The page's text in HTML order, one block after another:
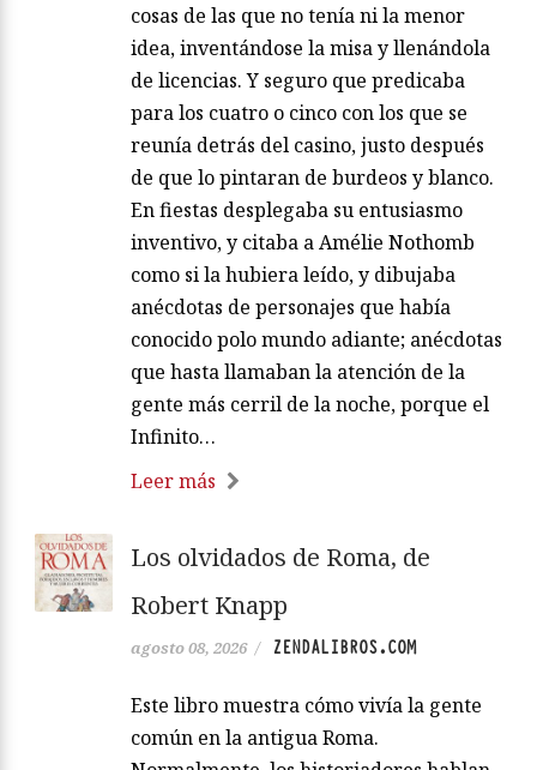
cosas de las que no tenía ni la menor
idea, inventándose la misa y llenándola
de licencias. Y seguro que predicaba
para los cuatro o cinco con los que se
reunía detrás del casino, justo después
de que lo pintaran de burdeos y blanco.
En fiestas desplegaba su entusiasmo
inventivo, y citaba a Amélie Nothomb
como si la hubiera leído, y dibujaba
anécdotas de personajes que había
conocido polo mundo adiante; anécdotas
que hasta llamaban la atención de la
gente más cerril de la noche, porque el
Infinito…
Leer más
Los olvidados de Roma, de
Robert Knapp
agosto 08, 2026 / ZENDALIBROS.COM
Este libro muestra cómo vivía la gente
común en la antigua Roma.